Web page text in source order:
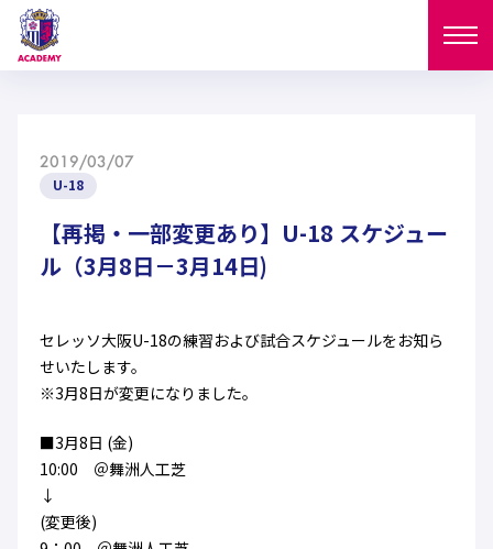
西U-15 和歌山U-15
U-12
ガールズU-15
試合日程
MATCH
U-18
U-12
ガールズU-15
PLAYERS
選手
西U-15
U-12
セレクション
SELECTION
フィロソフィー
ハナサカクラブ
2019/03/07
U-18
【再掲・一部変更あり】U-18 スケジュー
ル（3月8日－3月14日)
セレッソ大阪U-18の練習および試合スケジュールをお知ら
せいたします。
※3月8日が変更になりました。
■3月8日 (金)
10:00 ＠舞洲人工芝
↓
(変更後)